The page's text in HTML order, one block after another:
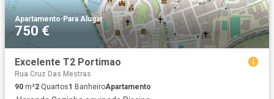
Apartamento· Para Alugar
750 €
Excelente T2 Portimao
Rua Cruz Das Mestras
90 m²2 Quartos1 BanheiroApartamento